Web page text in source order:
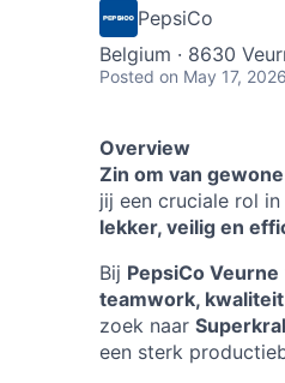
PepsiCo
Belgium · 8630
Posted on May 17, 2026
Overview
Zin om van
jij een cruciale rol
lekker, veilig en
Bij PepsiCo Veurne
teamwork,
zoek naar
een sterk